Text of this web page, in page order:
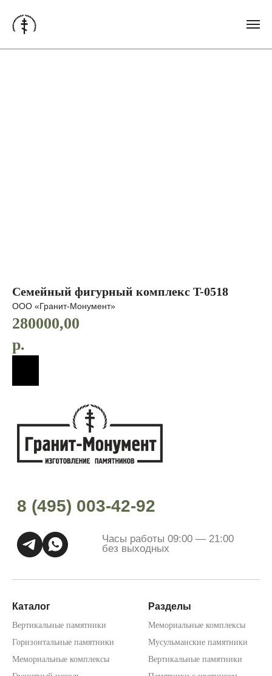
Семейный фигурный комплекс T-0518
ООО «Гранит-Монумент»
280000,00
р.
Каталог
Вертикальные памятники
Горизонтальные памятники
Мемориальные комплексы
Разделы
Мемориальные комплексы
Мусульманские памятники
Вертикальные памятники